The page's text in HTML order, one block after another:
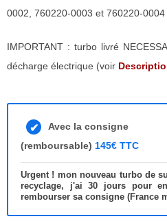
0002, 760220-0003 et 760220-0004
IMPORTANT : turbo livré
décharge électrique (voir
Avec la consigne
(remboursable) 145€ TTC
Urgent ! mon nouveau turbo de
recyclage, j'ai 30 jours pour
rembourser sa consigne (France